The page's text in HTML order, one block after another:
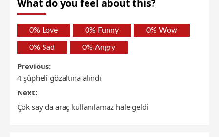
What do you feel about this?
0% Love 0% Funny 0% Wow
0% Sad 0% Angry
Previous:
4 şüpheli gözaltına alındı
Next:
Çok sayıda araç kullanılamaz hale geldi